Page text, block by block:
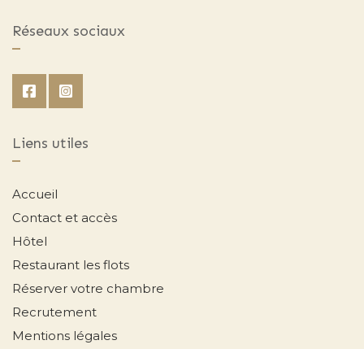
Réseaux sociaux
Liens utiles
Accueil
Contact et accès
Hôtel
Restaurant les flots
Réserver votre chambre
Recrutement
Mentions légales